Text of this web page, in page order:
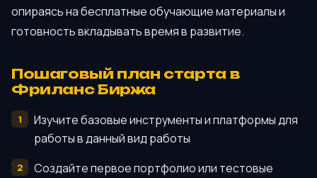
опираясь на бесплатные обучающие материалы и
готовность вкладывать время в развитие.
Пошаговый план старта в
Фриланс Биржа
Изучите базовые инструменты и платформы для
работы в данный вид работы
Создайте первое портфолио или тестовые